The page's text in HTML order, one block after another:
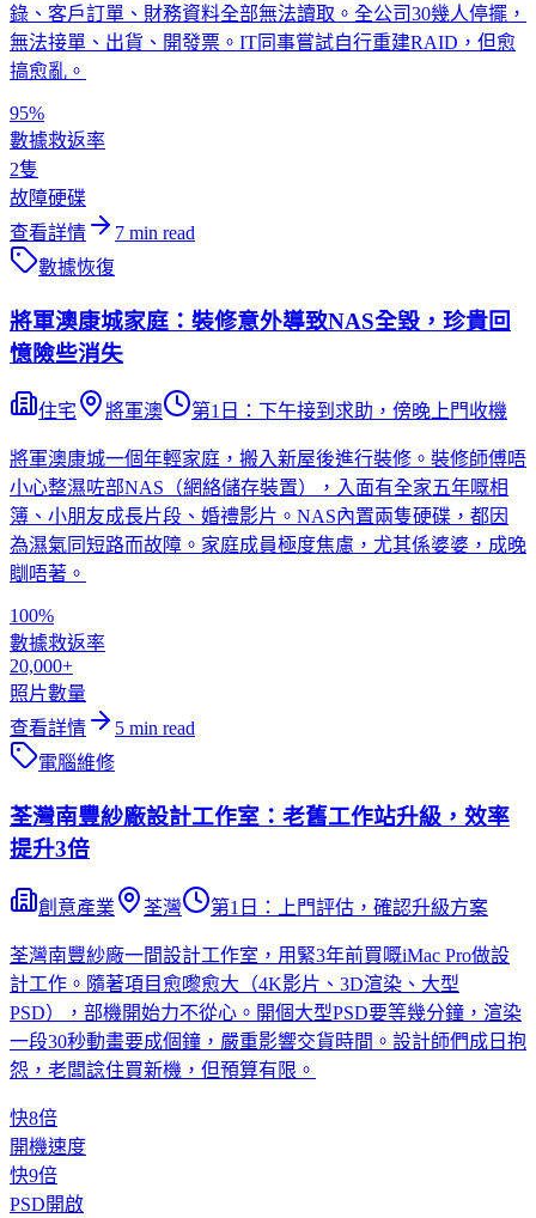
錄、客戶訂單、財務資料全部無法讀取。全公司30幾人停擺，
無法接單、出貨、開發票。IT同事嘗試自行重建RAID，但愈
搞愈亂。
95%
數據救返率
2隻
故障硬碟
查看詳情
7 min read
數據恢復
將軍澳康城家庭：裝修意外導致NAS全毀，珍貴回
憶險些消失
住宅 將軍澳 第1日：下午接到求助，傍晚上門收機
將軍澳康城一個年輕家庭，搬入新屋後進行裝修。裝修師傅唔
小心整濕咗部NAS（網絡儲存裝置），入面有全家五年嘅相
簿、小朋友成長片段、婚禮影片。NAS內置兩隻硬碟，都因
為濕氣同短路而故障。家庭成員極度焦慮，尤其係婆婆，成晚
瞓唔著。
100%
數據救返率
20,000+
照片數量
查看詳情
5 min read
電腦維修
荃灣南豐紗廠設計工作室：老舊工作站升級，效率
提升3倍
創意產業 荃灣 第1日：上門評估，確認升級方案
荃灣南豐紗廠一間設計工作室，用緊3年前買嘅iMac Pro做設
計工作。隨著項目愈嚟愈大（4K影片、3D渲染、大型
PSD），部機開始力不從心。開個大型PSD要等幾分鐘，渲染
一段30秒動畫要成個鐘，嚴重影響交貨時間。設計師們成日抱
怨，老闆諗住買新機，但預算有限。
快8倍
開機速度
快9倍
PSD開啟